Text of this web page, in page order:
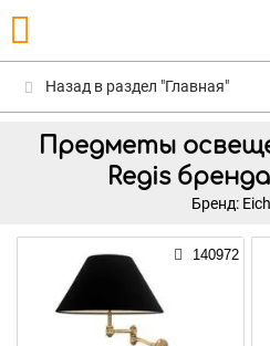
Назад в раздел "Главная"
Предметы
Regis
Бренд:
140972